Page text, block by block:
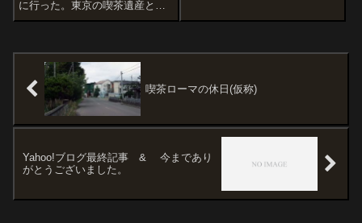
に行った。東京の喫茶遺産と感
じていた店だけに、あの みゆ
って欲しいと期待していたが、
電話し、店主から確認してしま
った。...
喫茶。真ん中のなんてことない
喫茶ローマの休日(仮称)
Yahoo!ブログ最終記事 & 今まであり
がとうございました。